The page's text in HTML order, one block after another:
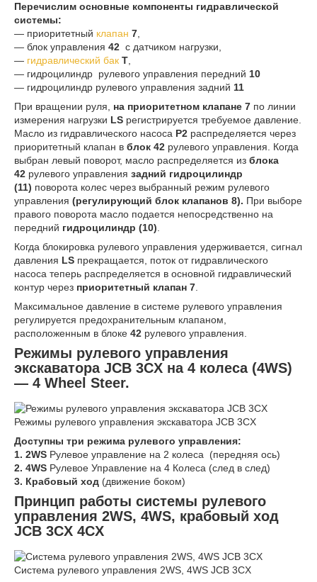
Перечислим основные компоненты гидравлической
системы:
— приоритетный клапан 7,
— блок управления 42 с датчиком нагрузки,
— гидравлический бак T,
— гидроцилиндр рулевого управления передний 10
— гидроцилиндр рулевого управления задний 11
При вращении руля, на приоритетном клапане 7 по линии
измерения нагрузки LS регистрируется требуемое давление.
Масло из гидравлического насоса P2 распределяется через
приоритетный клапан в блок 42 рулевого управления. Когда
выбран левый поворот, масло распределяется из блока
42 рулевого управления задний гидроцилиндр
(11) поворота колес через выбранный режим рулевого
управления (регулирующий блок клапанов 8). При выборе
правого поворота масло подается непосредственно на
передний гидроцилиндр (10).
Когда блокировка рулевого управления удерживается, сигнал
давления LS прекращается, поток от гидравлического
насоса теперь распределяется в основной гидравлический
контур через приоритетный клапан 7.
Максимальное давление в системе рулевого управления
регулируется предохранительным клапаном,
расположенным в блоке 42 рулевого управления.
Режимы рулевого управления
экскаватора JCB 3CX на 4 колеса (4WS)
— 4 Wheel Steer.
Режимы рулевого управления экскаватора JCB 3CX
Доступны три режима рулевого управления:
1. 2WS Рулевое управление на 2 колеса (передняя ось)
2. 4WS Рулевое Управление на 4 Колеса (след в след)
3. Крабовый ход (движение боком)
Принцип работы системы рулевого
управления 2WS, 4WS, крабовый ход
JCB 3CX 4CX
Система рулевого управления 2WS, 4WS JCB 3CX